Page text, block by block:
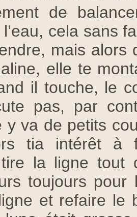
de
cela sans
mais alors
elle te
il touche, le
pas, par
y va de petits
tia intérêt à
tire la ligne tout
toujours pour
et refaire le